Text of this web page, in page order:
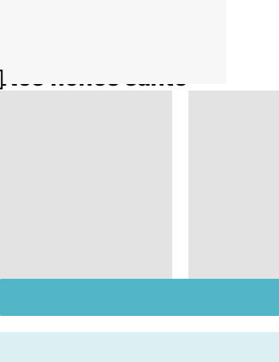
Nos fiches santé
passage à l'acte
Tout
cerveau